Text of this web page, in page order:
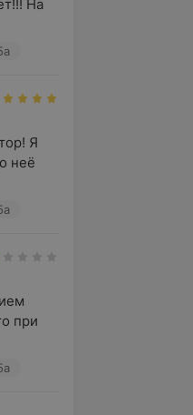
На
Я
неё
при